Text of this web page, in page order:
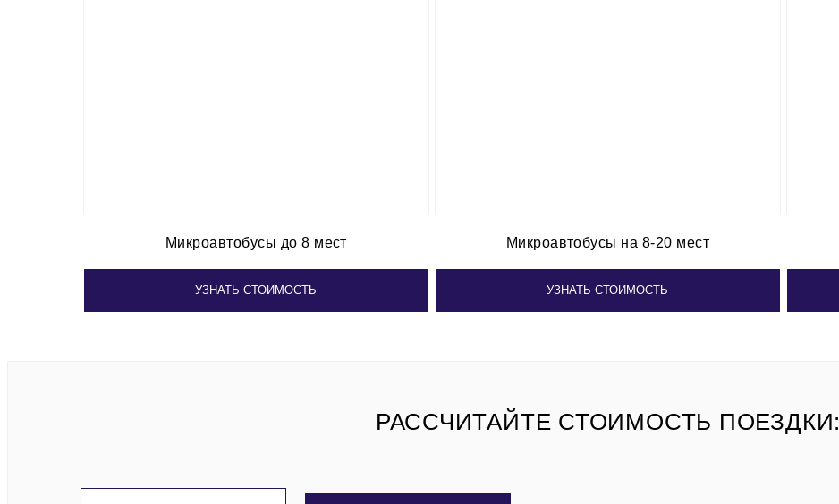
Микроавтобусы до 8 мест
УЗНАТЬ СТОИМОСТЬ
Микроавтобусы на 8-20 мест
УЗНАТЬ СТОИМОСТЬ
РАССЧИТАЙТЕ СТОИМОСТЬ ПОЕЗДКИ: